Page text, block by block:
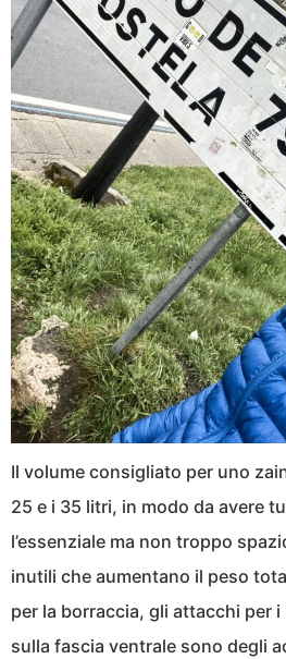
Il volume consigliato per uno
25 e i 35 litri, in modo da avere
l’essenziale ma non troppo
inutili che aumentano il peso
per la borraccia, gli attacchi per
sulla fascia ventrale sono degli